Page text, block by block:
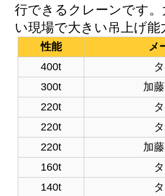
行できるクレーンです
い現場で大きい吊上げ
性能
メ
400t
300t
加
220t
220t
220t
加
160t
140t